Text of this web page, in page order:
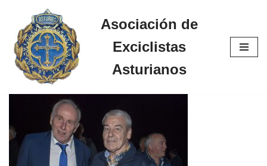
Saltar
al
contenido
Asociación de
Exciclistas
Asturianos